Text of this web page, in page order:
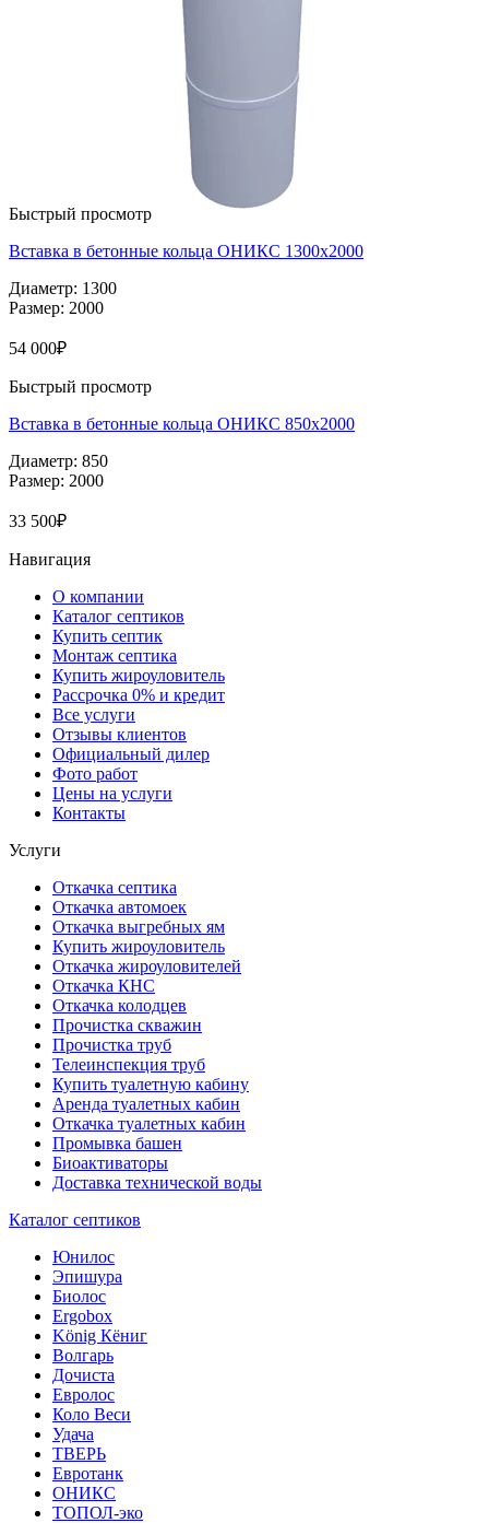
Быстрый просмотр
Вставка в бетонные кольца ОНИКС 1300х2000
Диаметр: 1300
Размер: 2000
54 000₽
Быстрый просмотр
Вставка в бетонные кольца ОНИКС 850х2000
Диаметр: 850
Размер: 2000
33 500₽
Навигация
О компании
Каталог септиков
Купить септик
Монтаж септика
Купить жироуловитель
Рассрочка 0% и кредит
Все услуги
Отзывы клиентов
Официальный дилер
Фото работ
Цены на услуги
Контакты
Услуги
Откачка септика
Откачка автомоек
Откачка выгребных ям
Купить жироуловитель
Откачка жироуловителей
Откачка КНС
Откачка колодцев
Прочистка скважин
Прочистка труб
Телеинспекция труб
Купить туалетную кабину
Аренда туалетных кабин
Откачка туалетных кабин
Промывка башен
Биоактиваторы
Доставка технической воды
Каталог септиков
Юнилос
Эпишура
Биолос
Ergobox
König Кёниг
Волгарь
Дочиста
Евролос
Коло Веси
Удача
ТВЕРЬ
Евротанк
ОНИКС
ТОПОЛ-эко